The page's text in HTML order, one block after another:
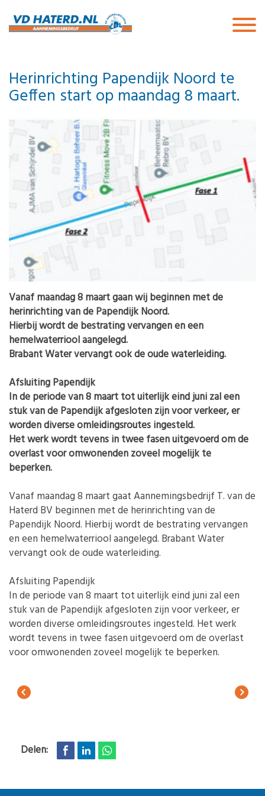
Herinrichting Papendijk Noord te
Geffen start op maandag 8 maart.
Vanaf maandag 8 maart gaan wij beginnen met de
herinrichting van de Papendijk Noord.
Hierbij wordt de bestrating vervangen en een
hemelwaterriool aangelegd.
Brabant Water vervangt ook de oude waterleiding.
Afsluiting Papendijk
In de periode van 8 maart tot uiterlijk eind juni zal een
stuk van de Papendijk afgesloten zijn voor verkeer, er
worden diverse omleidingsroutes ingesteld.
Het werk wordt tevens in twee fasen uitgevoerd om de
overlast voor omwonenden zoveel mogelijk te
beperken.
Vanaf maandag 8 maart gaat Aannemingsbedrijf T. van de
Haterd BV beginnen met de herinrichting van de
Papendijk Noord. Hierbij wordt de bestrating vervangen
en een hemelwaterriool aangelegd. Brabant Water
vervangt ook de oude waterleiding.
Afsluiting Papendijk
In de periode van 8 maart tot uiterlijk eind juni zal een
stuk van de Papendijk afgesloten zijn voor verkeer, er
worden diverse omleidingsroutes ingesteld. Het werk
wordt tevens in twee fasen uitgevoerd om de overlast
voor omwonenden zoveel mogelijk te beperken.
Delen: